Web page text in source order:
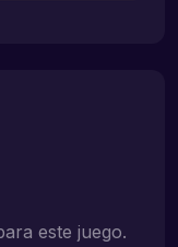
este juego.